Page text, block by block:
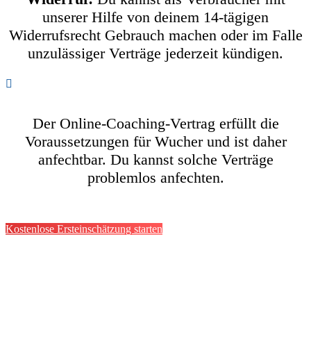
unserer Hilfe von deinem 14-tägigen
Widerrufsrecht Gebrauch machen oder im Falle
unzulässiger Verträge jederzeit kündigen.
Der Online-Coaching-Vertrag erfüllt die
Voraussetzungen für Wucher und ist daher
anfechtbar. Du kannst solche Verträge
problemlos anfechten.
Kostenlose Ersteinschätzung starten